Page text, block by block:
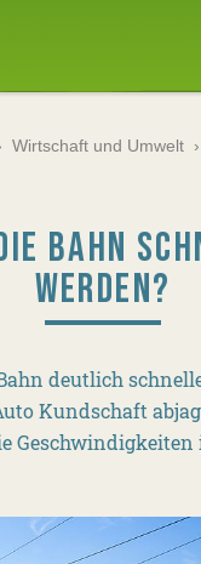
Wirtschaft und Umwelt ›
BAHN
WERDEN?
deutlich
Kundschaft
Geschwindigkeiten